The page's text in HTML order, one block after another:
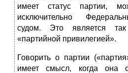
имеет статус партии,
исключительно
судом. Это являет­ся
«партийной привилегией».
Говорить о партии
имеет смысл, когда она